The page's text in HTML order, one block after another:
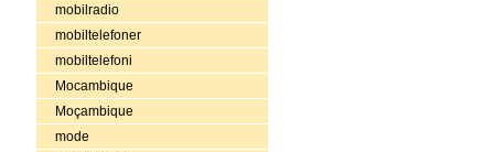
mobilradio
mobiltelefoner
mobiltelefoni
Mocambique
Moçambique
mode